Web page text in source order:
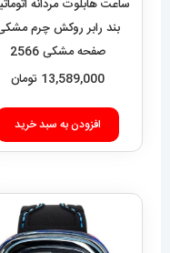
HUBLOT BIG BANG
13,589,000تومان
افزودن به سبد خرید